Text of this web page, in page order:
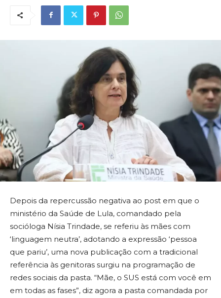
Depois da repercussão negativa ao post em que o
ministério da Saúde de Lula, comandado pela
socióloga Nísia Trindade, se referiu às mães com
‘linguagem neutra’, adotando a expressão ‘pessoa
que pariu’, uma nova publicação com a tradicional
referência às genitoras surgiu na programação de
redes sociais da pasta. “Mãe, o SUS está com você em
em todas as fases”, diz agora a pasta comandada por